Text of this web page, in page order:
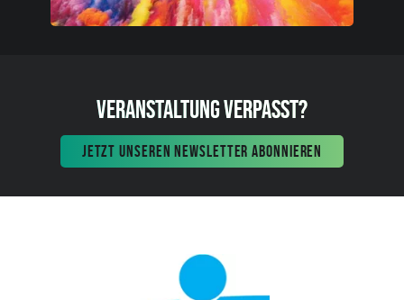
VERANSTALTUNG VERPASST?
JETZT UNSEREN NEWSLETTER ABONNIEREN